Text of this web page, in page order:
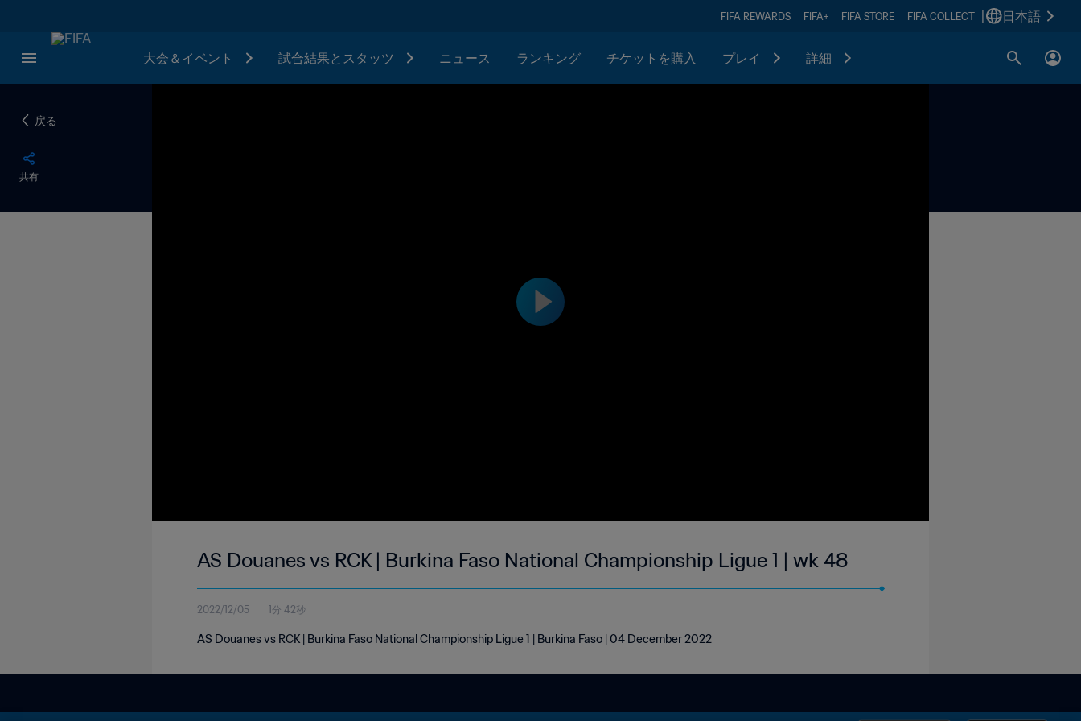
FIFA REWARDS FIFA+ FIFA STORE FIFA COLLECT 日本語
大会＆イベント 試合結果とスタッツ ニュース ランキング チケットを購入 プレイ 詳細
戻る
共有
AS Douanes vs RCK | Burkina Faso National Championship Ligue 1 | wk 48
2022/12/05 1分 42秒
AS Douanes vs RCK | Burkina Faso National Championship Ligue 1 | Burkina Faso | 04 December 2022